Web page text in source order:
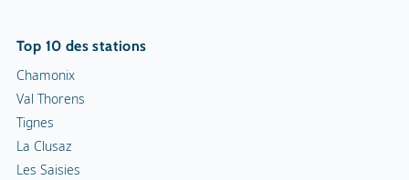
Top 10 des stations
Chamonix
Val Thorens
Tignes
La Clusaz
Les Saisies